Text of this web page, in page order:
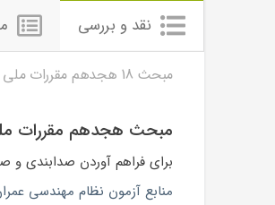
نقد و بررسی
مبحث 18 هجدهم مقررات ملی ساختمان «عایق بندی و تنظیم صدا» دفتر مقررات ملی ساختمان انتشارات مرکز تحقیقات راه، مسکن و شهرسازی
مبحث هجدهم مقررات
برای فراهم آوردن صدابندی
منابع آزمون نظام مهندسی